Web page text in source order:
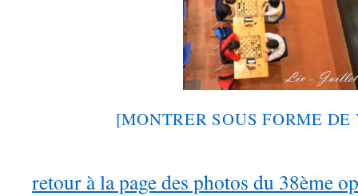
[MONTRER SOUS FORME
retour à la page des photos du 38ème